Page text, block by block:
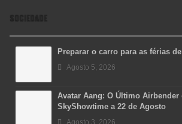
SOCIEDADE
Preparar o carro para as férias
Agosto 5, 2026
Avatar Aang: O Último Airbender
SkyShowtime a 22 de Agosto
Agosto 3, 2026